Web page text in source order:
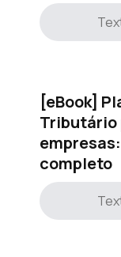
[eBook]
Tributário
completo